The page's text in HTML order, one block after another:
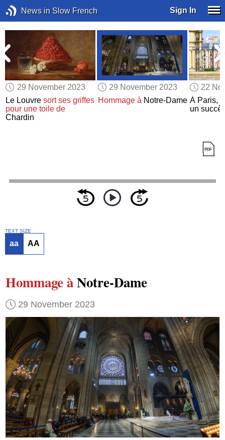
News in Slow French Sign In
29 November 2023
Le Louvresort ses griffes
pour une toile de
Chardin
29 November 2023
Hommage àNotre-Dame
22
À Paris,
un
TEXT SIZE
aa AA
Hommage àNotre-Dame
29 November 2023